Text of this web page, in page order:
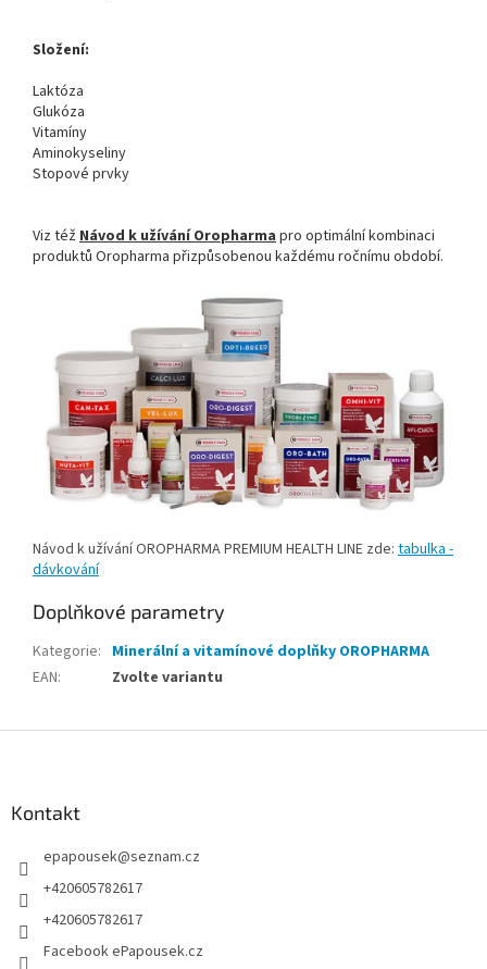
Složení:
Laktóza
Glukóza
Vitamíny
Aminokyseliny
Stopové prvky
Viz též Návod k užívání Oropharma pro optimální kombinaci
produktů Oropharma přizpůsobenou každému ročnímu období.
Návod k užívání OROPHARMA PREMIUM HEALTH LINE zde: tabulka -
dávkování
Doplňkové parametry
Kategorie: Minerální a vitamínové doplňky OROPHARMA
EAN: Zvolte variantu
Kontakt
epapousek@seznam.cz
+420605782617
+420605782617
Facebook ePapousek.cz